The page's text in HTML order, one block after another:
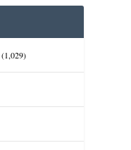
(1,029)